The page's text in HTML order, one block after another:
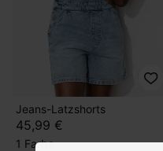
Jeans-Latzshorts
45,99 €
1 Farbe